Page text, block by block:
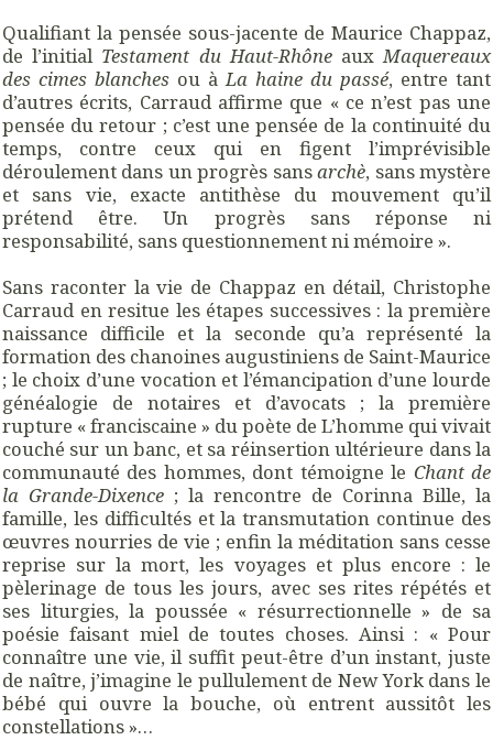
Qualifiant la pensée sous-jacente de Maurice Chappaz,
de l’initial Testament du Haut-Rhôneaux Maquereaux
des cimes blanches ou à La haine du passé, entre tant
d’autres écrits, Carraud affirme que « ce n’est pas une
pensée du retour ; c’est une pensée de la continuité du
temps, contre ceux qui en figent l’imprévisible
déroulement dans un progrès sansarchè, sans mystère
et sans vie, exacte antithèse du mouvement qu’il
prétend être. Un progrès sans réponse ni
responsabilité, sans questionnement ni mémoire ».
Sans raconter la vie de Chappaz en détail, Christophe
Carraud en resitue les étapes successives : la première
naissance difficile et la seconde qu’a représenté la
formation des chanoines augustiniens de Saint-Maurice
; le choix d’une vocation et l’émancipation d’une lourde
généalogie de notaires et d’avocats ; la première
rupture « franciscaine » du poète de L’homme qui vivait
couché sur un banc, et sa réinsertion ultérieure dans la
communauté des hommes, dont témoigne le Chant de
la Grande-Dixence ; la rencontre de Corinna Bille, la
famille, les difficultés et la transmutation continue des
œuvres nourries de vie ; enfin la méditation sans cesse
reprise sur la mort, les voyages et plus encore : le
pèlerinage de tous les jours, avec ses rites répétés et
ses liturgies, la poussée « résurrectionnelle » de sa
poésie faisant miel de toutes choses. Ainsi : « Pour
connaître une vie, il suffit peut-être d’un instant, juste
de naître, j’imagine le pullulement de New York dans le
bébé qui ouvre la bouche, où entrent aussitôt les
constellations »…